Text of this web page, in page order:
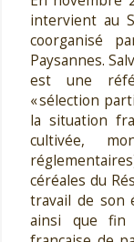
intervient au
coorganisé
Paysannes.
est une
« sélection
la situation
cultivée,
céréales du
travail de son
ainsi que fin